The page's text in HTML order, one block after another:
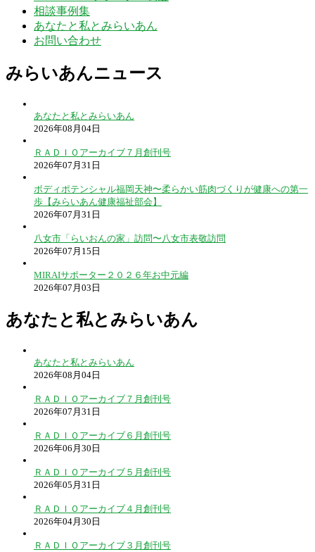
相談事例集
あなたと私とみらいあん
お問い合わせ
みらいあんニュース
あなたと私とみらいあん
2026年08月04日
ＲＡＤＩＯアーカイブ７月創刊号
2026年07月31日
ボディポテンシャル福岡天神〜柔らかい筋肉づくりが健康への第一
歩【みらいあん健康福祉部会】
2026年07月31日
八女市「らいおんの家」訪問〜八女市表敬訪問
2026年07月15日
MIRAIサポーター２０２６年お中元編
2026年07月03日
あなたと私とみらいあん
あなたと私とみらいあん
2026年08月04日
ＲＡＤＩＯアーカイブ７月創刊号
2026年07月31日
ＲＡＤＩＯアーカイブ６月創刊号
2026年06月30日
ＲＡＤＩＯアーカイブ５月創刊号
2026年05月31日
ＲＡＤＩＯアーカイブ４月創刊号
2026年04月30日
ＲＡＤＩＯアーカイブ３月創刊号